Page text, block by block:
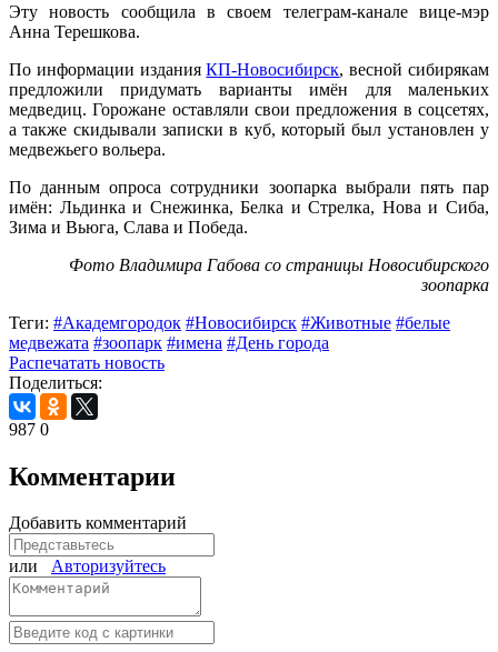
Эту новость сообщила в своем телеграм-канале вице-мэр
Анна Терешкова.
По информации изданияКП-Новосибирск, весной сибирякам
предложили придумать варианты имён для маленьких
медведиц. Горожане оставляли свои предложения в соцсетях,
а также скидывали записки в куб, который был установлен у
медвежьего вольера.
По данным опроса сотрудники зоопарка выбрали пять пар
имён: Льдинка и Снежинка, Белка и Стрелка, Нова и Сиба,
Зима и Вьюга, Слава и Победа.
Фото Владимира Габова со страницы Новосибирского
зоопарка
Теги: #Академгородок #Новосибирск #Животные #белые
медвежата #зоопарк #имена #День города
Распечатать новость
Поделиться:
987 0
Комментарии
Добавить комментарий
или Авторизуйтесь